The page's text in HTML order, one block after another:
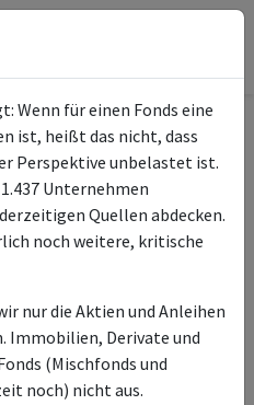
iShares MSCI Japan
UCITS ETF USD (Dist)
ETF
BlackRock Asset
Management Ireland Ltd
Wenn für einen Fonds eine
ist, heißt das nicht, dass
Perspektive unbelastet ist.
Unternehmen
Quellen abdecken.
noch weitere, kritische
nur die Aktien und Anleihen
Immobilien, Derivate und
(Mischfonds und
noch) nicht aus.